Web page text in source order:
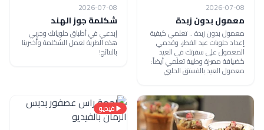
2026-07-08
معمول بدون زبدة
معمول بدون زبدة .. تعلمي كيفية
إعداد حلويات عيد الفطر، وقدمي
المعمول على سفرتك في العيد
كضيافة مميزة وطيبة تعلمي أيضاً:
معمول العيد بالفستق الحلبي
2026-07-08
شكلمة جوز الهند
إبدعي في أطباق حلوياتكِ وجربي
هذه الطرية لعمل الشكلمة وأخبرينا
بالنتائج!
فيديو